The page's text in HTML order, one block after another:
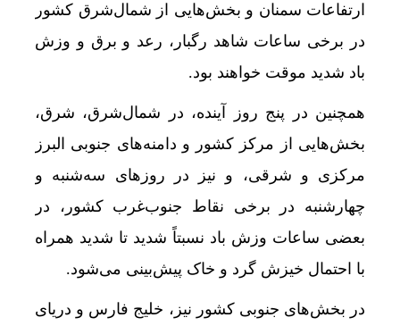
ارتفاعات سمنان و بخش‌هایی از شمال‌شرق کشور
در برخی ساعات شاهد رگبار، رعد و برق و وزش
باد شدید موقت خواهند بود.
همچنین در پنج روز آینده، در شمال‌شرق، شرق،
بخش‌هایی از مرکز کشور و دامنه‌های جنوبی البرز
مرکزی و شرقی، و نیز در روزهای سه‌شنبه و
چهارشنبه در برخی نقاط جنوب‌غرب کشور، در
بعضی ساعات وزش باد نسبتاً شدید تا شدید همراه
با احتمال خیزش گرد و خاک پیش‌بینی می‌شود.
در بخش‌های جنوبی کشور نیز، خلیج فارس و دریای